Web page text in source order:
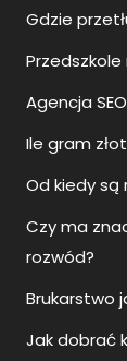
Gdzie
Agencja
Ile gram
Od kiedy są
Czy ma
rozwód?
Brukarstwo
Jak dobrać